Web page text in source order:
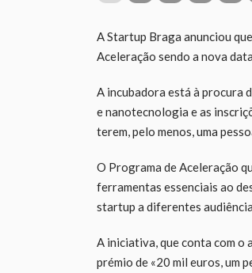
A Startup Braga anunciou
Aceleração sendo a nova
A incubadora está à procura
e nanotecnologia e as
terem, pelo menos, uma
O Programa de Aceleração
ferramentas essenciais ao
startup a diferentes
A iniciativa, que conta com o
prémio de «20 mil euros, um